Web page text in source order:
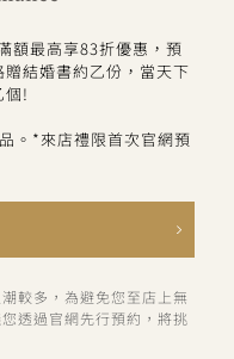
額最高享83折優惠，預
結婚書約乙份，當天下
個!
。*來店禮限首次官網預
較多，為避免您至店上無
透過官網先行預約，將挑